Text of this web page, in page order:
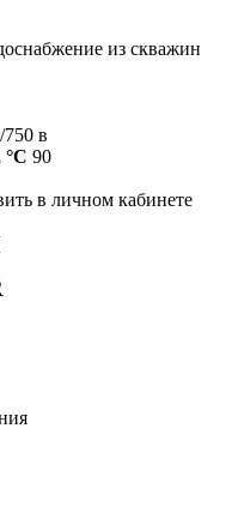
из скважин
в
°С 90
в личном кабинете